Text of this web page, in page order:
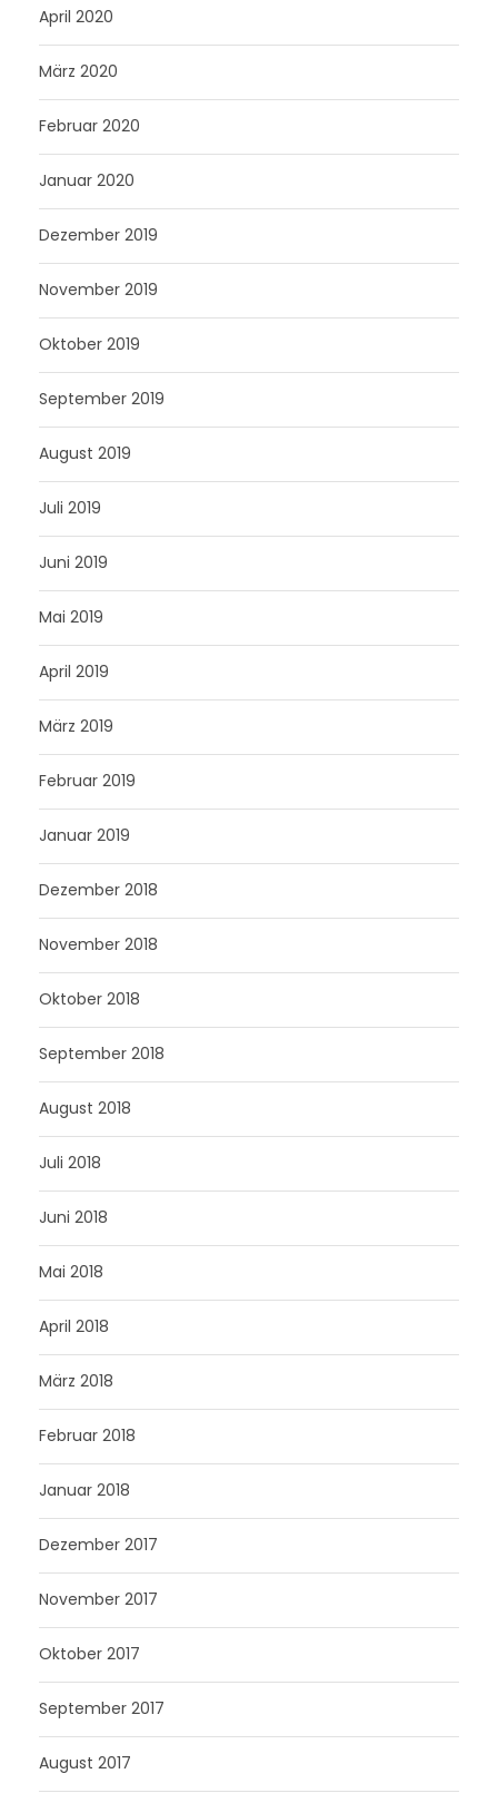
April 2020
März 2020
Februar 2020
Januar 2020
Dezember 2019
November 2019
Oktober 2019
September 2019
August 2019
Juli 2019
Juni 2019
Mai 2019
April 2019
März 2019
Februar 2019
Januar 2019
Dezember 2018
November 2018
Oktober 2018
September 2018
August 2018
Juli 2018
Juni 2018
Mai 2018
April 2018
März 2018
Februar 2018
Januar 2018
Dezember 2017
November 2017
Oktober 2017
September 2017
August 2017